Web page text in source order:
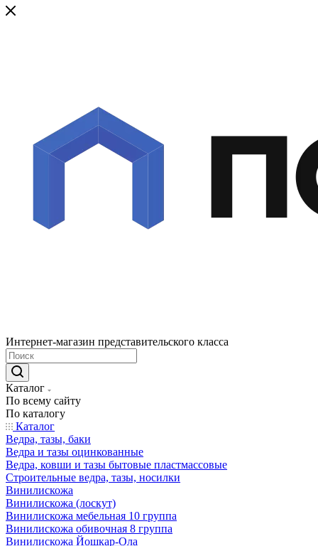
Интернет-магазин представительского класса
Каталог
По всему сайту
По каталогу
Каталог
Ведра, тазы, баки
Ведра и тазы оцинкованные
Ведра, ковши и тазы бытовые пластмассовые
Строительные ведра, тазы, носилки
Винилискожа
Винилискожа (лоскут)
Винилискожа мебельная 10 группа
Винилискожа обивочная 8 группа
Винилискожа Йошкар-Ола